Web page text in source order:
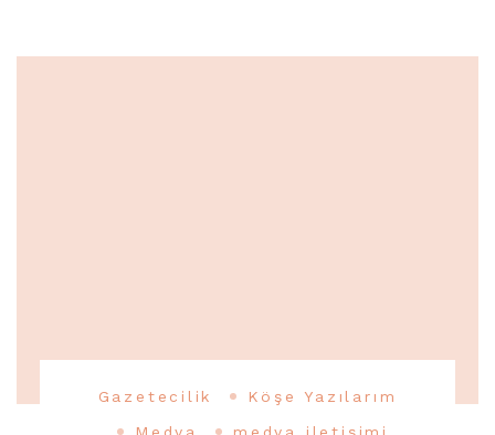
Gazetecilik
Köşe Yazılarım